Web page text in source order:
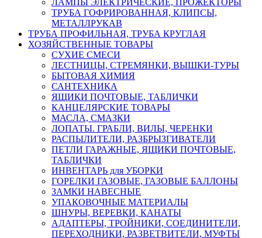
ТРУБА ГОФРИРОВАННАЯ, КЛИПСЫ,
МЕТАЛЛРУКАВ
ТРУБА ПРОФИЛЬНАЯ, ТРУБА КРУГЛАЯ
ХОЗЯЙСТВЕННЫЕ ТОВАРЫ
СУХИЕ СМЕСИ
ЛЕСТНИЦЫ, СТРЕМЯНКИ, ВЫШКИ-ТУРЫ
БЫТОВАЯ ХИМИЯ
САНТЕХНИКА
ЯЩИКИ ПОЧТОВЫЕ, ТАБЛИЧКИ
КАНЦЕЛЯРСКИЕ ТОВАРЫ
МАСЛА, СМАЗКИ
ЛОПАТЫ. ГРАБЛИ, ВИЛЫ, ЧЕРЕНКИ
РАСПЫЛИТЕЛИ, РАЗБРЫЗГИВАТЕЛИ
ПЕТЛИ ГАРАЖНЫЕ, ЯЩИКИ ПОЧТОВЫЕ,
ТАБЛИЧКИ
ИНВЕНТАРЬ для УБОРКИ
ГОРЕЛКИ ГАЗОВЫЕ, ГАЗОВЫЕ БАЛЛОНЫ
ЗАМКИ НАВЕСНЫЕ
УПАКОВОЧНЫЕ МАТЕРИАЛЫ
ШНУРЫ, ВЕРЕВКИ, КАНАТЫ
АДАПТЕРЫ, ТРОЙНИКИ, СОЕДИНИТЕЛИ,
ПЕРЕХОДНИКИ, РАЗВЕТВИТЕЛИ, МУФТЫ